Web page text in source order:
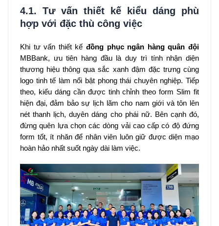
4.1. Tư vấn thiết kế kiểu dáng phù
hợp với đặc thù công việc
Khi tư vấn thiết kế đồng phục ngân hàng quân đội
MBBank, ưu tiên hàng đầu là duy trì tính nhận diện
thương hiệu thông qua sắc xanh đậm đặc trưng cùng
logo tinh tế làm nổi bật phong thái chuyên nghiệp. Tiếp
theo, kiểu dáng cần được tinh chỉnh theo form Slim fit
hiện đại, đảm bảo sự lịch lãm cho nam giới và tôn lên
nét thanh lịch, duyên dáng cho phái nữ. Bên cạnh đó,
đừng quên lựa chọn các dòng vải cao cấp có độ đứng
form tốt, ít nhăn để nhân viên luôn giữ được diện mạo
hoàn hảo nhất suốt ngày dài làm việc.